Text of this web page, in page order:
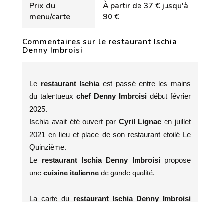
Prix du
menu/carte
À partir de 37 € jusqu'à
90 €
Commentaires sur le restaurant Ischia
Denny Imbroisi
Le restaurant Ischiaest passé entre les mains
du talentueux chef Denny Imbroisi début février
2025.
Ischia avait été ouvert par Cyril Lignac en juillet
2021 en lieu et place de son restaurant étoilé Le
Quinzième.
Le restaurant Ischia Denny Imbroisi propose
une cuisine italienne de gande qualité.
La carte du restaurant Ischia Denny Imbroisi